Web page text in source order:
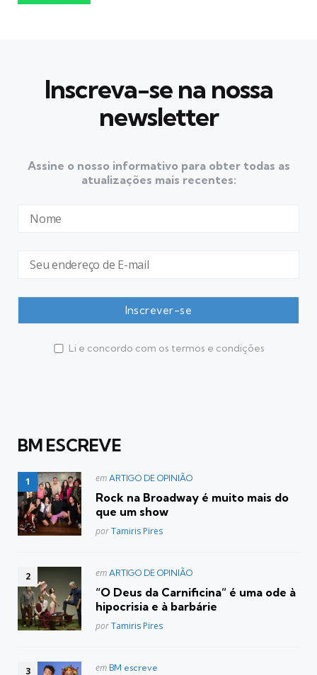
Inscreva-se na nossa
newsletter
Assine o nosso informativo para obter todas as
atualizações mais recentes:
Li e concordo com os termos e condições
BM ESCREVE
Postado
em ARTIGO DE OPINIÃO
Rock na Broadway é muito mais do
que um show
Posted
porTamiris Pires
Postado
em ARTIGO DE OPINIÃO
“O Deus da Carnificina” é uma ode à
hipocrisia e à barbárie
Posted
porTamiris Pires
Postado
em BM escreve